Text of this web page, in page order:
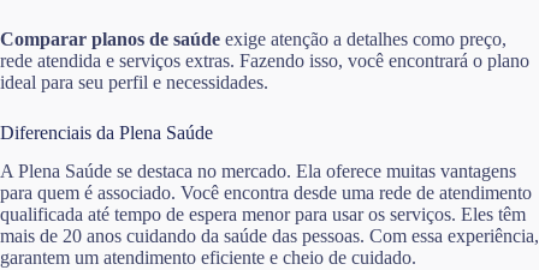
Comparar planos de saúde exige atenção a detalhes como preço,
rede atendida e serviços extras. Fazendo isso, você encontrará o plano
ideal para seu perfil e necessidades.
Diferenciais da Plena Saúde
A Plena Saúde se destaca no mercado. Ela oferece muitas vantagens
para quem é associado. Você encontra desde uma rede de atendimento
qualificada até tempo de espera menor para usar os serviços. Eles têm
mais de 20 anos cuidando da saúde das pessoas. Com essa experiência,
garantem um atendimento eficiente e cheio de cuidado.